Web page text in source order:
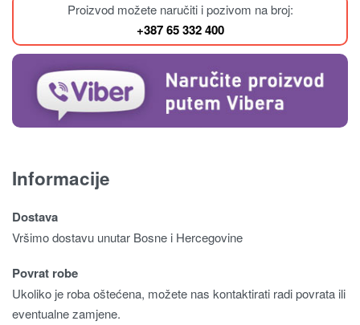
Proizvod možete naručiti i pozivom na broj:
+387 65 332 400
Informacije
Dostava
Vršimo dostavu unutar Bosne i Hercegovine
Povrat robe
Ukoliko je roba oštećena, možete nas kontaktirati radi povrata ili
eventualne zamjene.